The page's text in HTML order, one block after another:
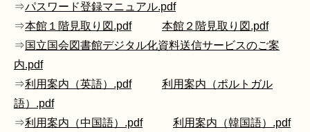
⇒パスワード登録マニュアル.pdf
⇒本館１階見取り図.pdf
本館２階見取り図.pdf
⇒ 国立国会図書館デジタル化資料送信サービスのご案
内.pdf
⇒利用案内（英語）.pdf
利用案内（ポルトガル
語）.pdf
⇒利用案内（中国語）.pdf
利用案内（韓国語）.pdf